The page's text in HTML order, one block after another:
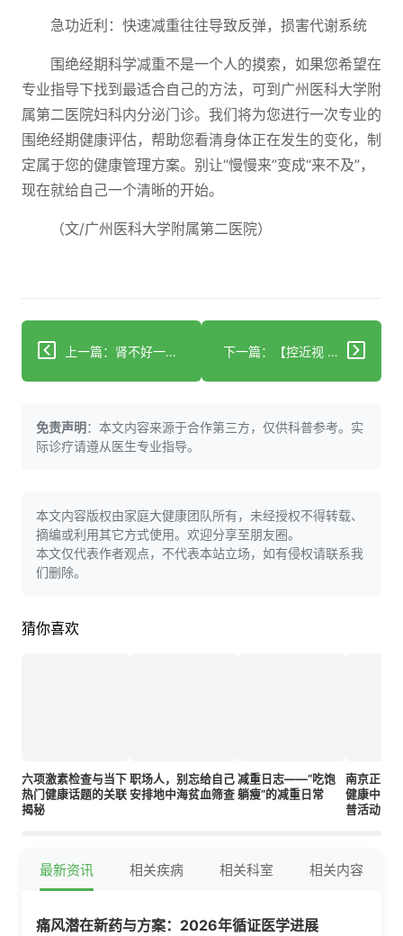
急功近利：快速减重往往导致反弹，损害代谢系统
围绝经期科学减重不是一个人的摸索，如果您希望在
专业指导下找到最适合自己的方法，可到广州医科大学附
属第二医院妇科内分泌门诊。我们将为您进行一次专业的
围绝经期健康评估，帮助您看清身体正在发生的变化，制
定属于您的健康管理方案。别让“慢慢来”变成“来不及”，
现在就给自己一个清晰的开始。
（文/广州医科大学附属第二医院）
上一篇：肾不好一定要看，护肾的8条黄金法则 下一篇：【控近视 兴未来】长沙站热力启幕！多方合力共筑儿童“睛”彩视界
免责声明：本文内容来源于合作第三方，仅供科普参考。实
际诊疗请遵从医生专业指导。
本文内容版权由家庭大健康团队所有，未经授权不得转载、
摘编或利用其它方式使用。欢迎分享至朋友圈。
本文仅代表作者观点，不代表本站立场，如有侵权请联系我
们删除。
猜你喜欢
六项激素检查与当下
热门健康话题的关联
揭秘
职场人，别忘给自己
安排地中海贫血筛查
减重日志——“吃饱
躺瘦”的减重日常
南京正大
健康中国
普活动安
最新资讯 相关疾病 相关科室 相关内容
痛风潜在新药与方案：2026年循证医学进展